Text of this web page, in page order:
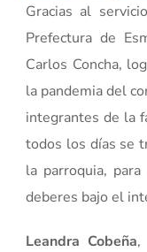
Gracias al
Prefectura de
Carlos Concha,
la pandemia del
integrantes de la
todos los días se
la parroquia,
deberes bajo el
Leandra Cobeña,